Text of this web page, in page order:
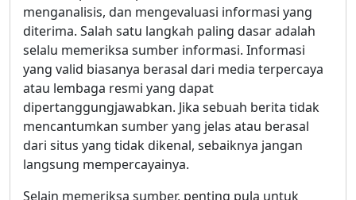
menganalisis, dan mengevaluasi informasi yang
diterima. Salah satu langkah paling dasar adalah
selalu memeriksa sumber informasi. Informasi
yang valid biasanya berasal dari media terpercaya
atau lembaga resmi yang dapat
dipertanggungjawabkan. Jika sebuah berita tidak
mencantumkan sumber yang jelas atau berasal
dari situs yang tidak dikenal, sebaiknya jangan
langsung mempercayainya.
Selain memeriksa sumber, penting pula untuk